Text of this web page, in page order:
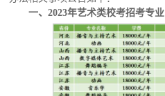
一、2023年艺术类校考招考专业